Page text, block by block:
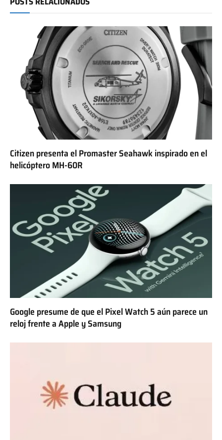
Citizen presenta el Promaster Seahawk inspirado en el
helicóptero MH-60R
Google presume de que el Pixel Watch 5 aún parece un
reloj frente a Apple y Samsung